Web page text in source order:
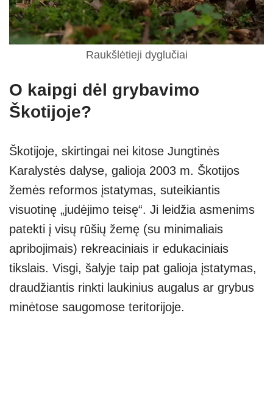
Raukšlėtieji dyglučiai
O kaipgi dėl grybavimo
Škotijoje?
Škotijoje, skirtingai nei kitose Jungtinės
Karalystės dalyse, galioja 2003 m. Škotijos
žemės reformos įstatymas, suteikiantis
visuotinę „judėjimo teisę“. Ji leidžia asmenims
patekti į visų rūšių žemę (su minimaliais
apribojimais) rekreaciniais ir edukaciniais
tikslais. Visgi, šalyje taip pat galioja įstatymas,
draudžiantis rinkti laukinius augalus ar grybus
minėtose saugomose teritorijoje.